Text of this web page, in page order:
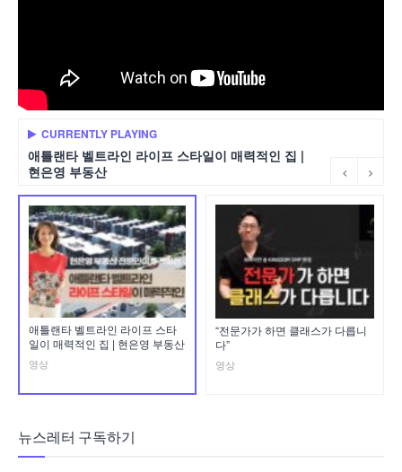
CURRENTLY PLAYING
애틀랜타 벨트라인 라이프 스타일이 매력적인 집 |
현은영 부동산
애틀랜타 벨트라인 라이프 스타
일이 매력적인 집 | 현은영 부동산
영상
“전문가가 하면 클래스가 다릅니
다”
영상
뉴스레터 구독하기